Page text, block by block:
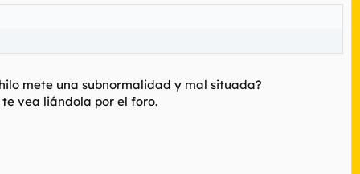
mete una subnormalidad y mal situada?
vea liándola por el foro.